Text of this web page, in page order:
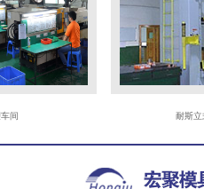
耐斯立式合模